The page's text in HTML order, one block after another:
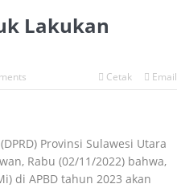
Lakukan
Cetak Email
Provinsi Sulawesi Utara
Rabu (02/11/2022) bahwa,
di APBD tahun 2023 akan